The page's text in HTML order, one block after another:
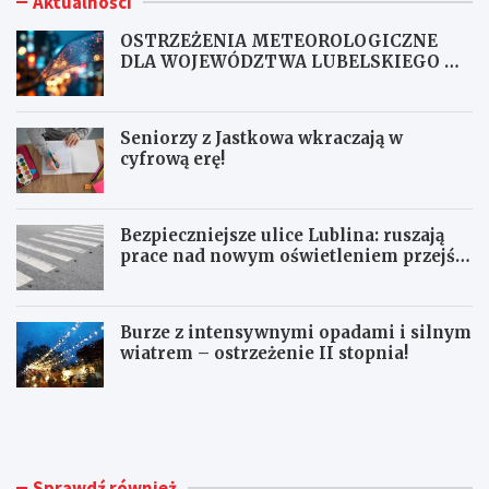
OSTRZEŻENIA METEOROLOGICZNE
DLA WOJEWÓDZTWA LUBELSKIEGO NR
Seniorzy z Jastkowa wkraczają w
cyfrową erę!
Bezpieczniejsze ulice Lublina: ruszają
prace nad nowym oświetleniem przejść
Burze z intensywnymi opadami i silnym
wiatrem – ostrzeżenie II stopnia!
O
S